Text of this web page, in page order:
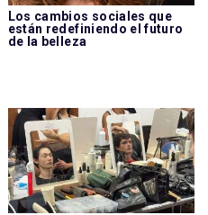
Los cambios sociales que
están redefiniendo el futuro
de la belleza